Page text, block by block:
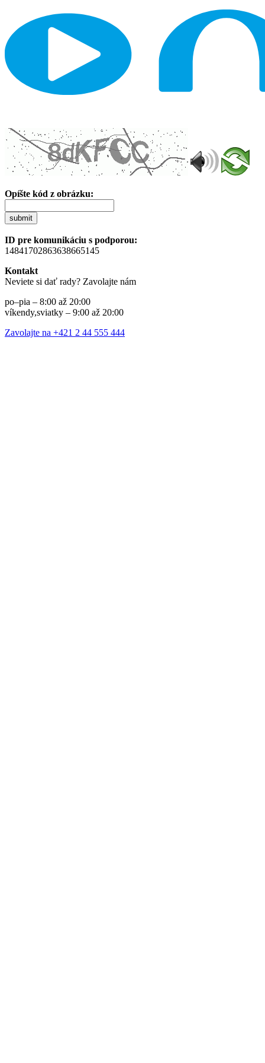
Opíšte kód z obrázku:
submit
ID pre komunikáciu s podporou:
14841702863638665145
Kontakt
Neviete si dať rady? Zavolajte nám
po–pia – 8:00 až 20:00
víkendy,sviatky – 9:00 až 20:00
Zavolajte na +421 2 44 555 444